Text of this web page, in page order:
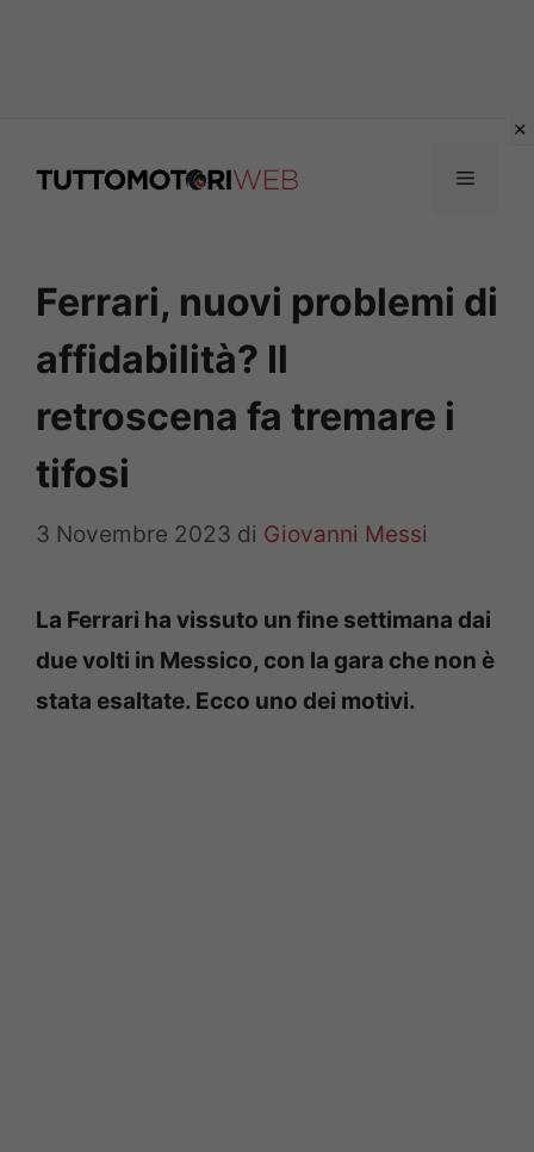
Menu
Ferrari, nuovi problemi di
affidabilità? Il
retroscena fa tremare i
tifosi
3 Novembre 2023 di Giovanni Messi
La Ferrari ha vissuto un fine settimana dai
due volti in Messico, con la gara che non è
stata esaltate. Ecco uno dei motivi.